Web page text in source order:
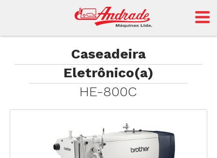
Andrade
Sansei
Caseadeira
Eletrônico(a)
HE-800C